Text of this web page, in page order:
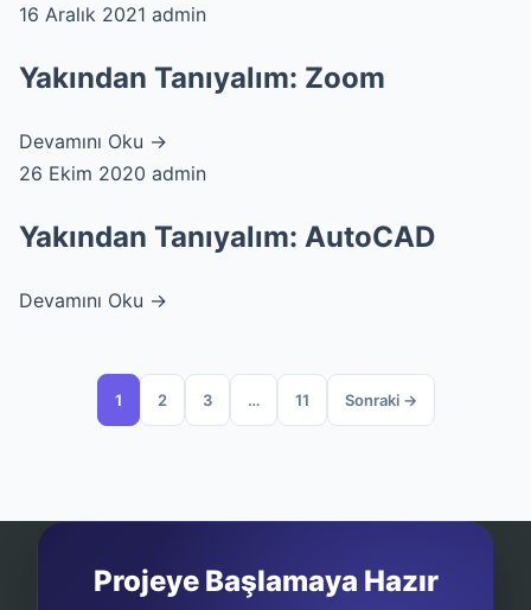
16 Aralık 2021 admin
Yakından Tanıyalım: Zoom
Devamını Oku →
26 Ekim 2020 admin
Yakından Tanıyalım: AutoCAD
Devamını Oku →
1 2 3 … 11 Sonraki →
Projeye Başlamaya Hazır